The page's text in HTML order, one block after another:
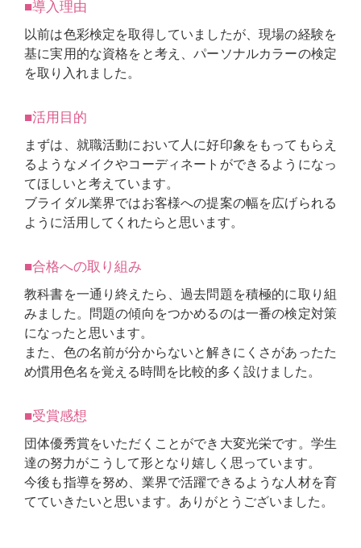
■導入理由
以前は色彩検定を取得していましたが、現場の経験を
基に実用的な資格をと考え、パーソナルカラーの検定
を取り入れました。
■活用目的
まずは、就職活動において人に好印象をもってもらえ
るようなメイクやコーディネートができるようになっ
てほしいと考えています。
ブライダル業界ではお客様への提案の幅を広げられる
ように活用してくれたらと思います。
■合格への取り組み
教科書を一通り終えたら、過去問題を積極的に取り組
みました。問題の傾向をつかめるのは一番の検定対策
になったと思います。
また、色の名前が分からないと解きにくさがあったた
め慣用色名を覚える時間を比較的多く設けました。
■受賞感想
団体優秀賞をいただくことができ大変光栄です。学生
達の努力がこうして形となり嬉しく思っています。
今後も指導を努め、業界で活躍できるような人材を育
てていきたいと思います。ありがとうございました。